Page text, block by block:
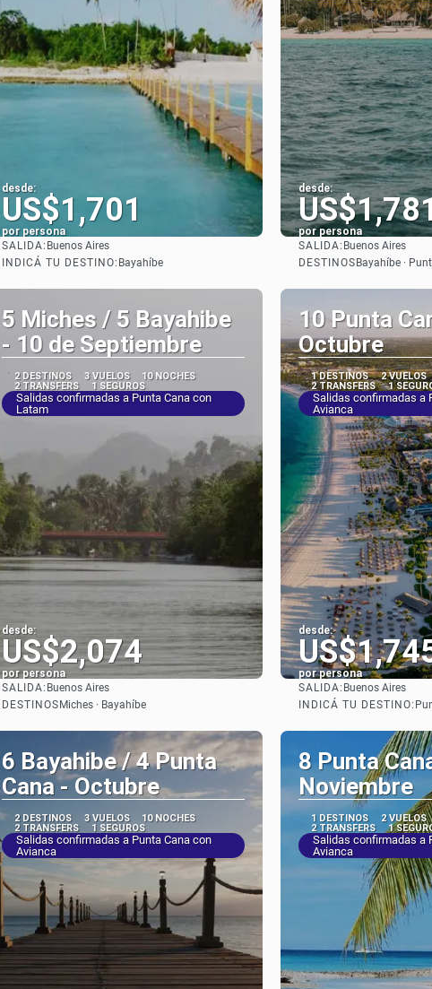
desde:
US$1,701
por persona
SALIDA: Buenos Aires
INDICÁ TU DESTINO: Bayahíbe
desde:
por persona
SALIDA: Buenos Aires
DESTINOS Bayahíbe ·
5 Miches / 5 Bayahibe
- 10 de Septiembre
2 DESTINOS 3 VUELOS
10 NOCHES
2 TRANSFERS
1 SEGUROS
Salidas confirmadas a Punta Cana con
Latam
desde:
US$2,074
por persona
SALIDA: Buenos Aires
DESTINOS Miches · Bayahíbe
10 Punta
Octubre
1 DESTINOS 2 VUELOS
2 TRANSFERS
1
Salidas confirmadas a
Avianca
desde:
por persona
SALIDA: Buenos Aires
INDICÁ TU DESTINO:
6 Bayahibe / 4 Punta
Cana - Octubre
2 DESTINOS 3 VUELOS
10 NOCHES
2 TRANSFERS
1 SEGUROS
Salidas confirmadas a Punta Cana con
Avianca
8 Punta
Noviembre
1 DESTINOS 2 VUELOS
2 TRANSFERS
1
Salidas confirmadas a
Avianca